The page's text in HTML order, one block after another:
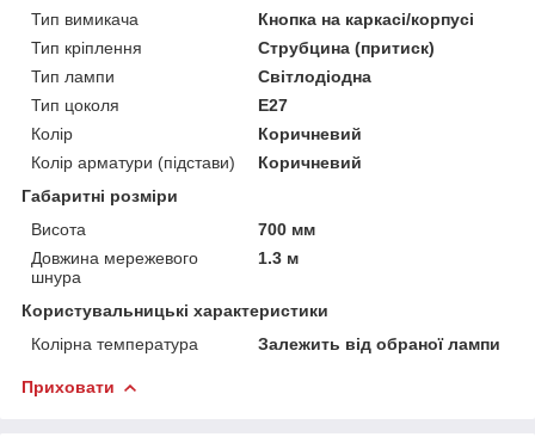
Тип вимикача
Кнопка на каркасі/корпусі
Тип кріплення
Струбцина (притиск)
Тип лампи
Світлодіодна
Тип цоколя
E27
Колір
Коричневий
Колір арматури (підстави)
Коричневий
Габаритні розміри
Висота
700 мм
Довжина мережевого
шнура
1.3 м
Користувальницькі характеристики
Колірна температура
Залежить від обраної лампи
Приховати